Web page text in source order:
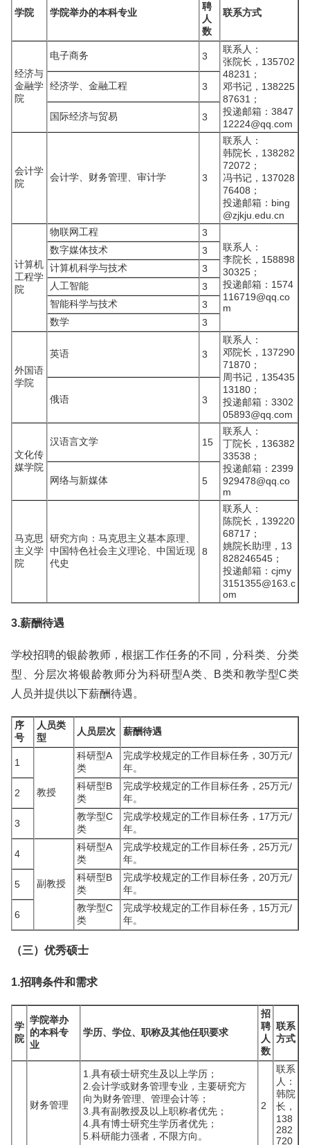
学院 学院举办的本科专业
聘
人
数
联系方式
经济与
金融学
院
电子商务 3
联系人：
张院长，135702
48231；
邓书记，138225
87631；
投递邮箱：3847
12224@qq.com
经济学、金融工程 3
国际经济与贸易 3
会计学
院
会计学、财务管理、审计学 3
联系人：
韩院长，138282
72072；
冯书记，137028
76408；
投递邮箱：bing
@zjkju.edu.cn
计算机
工程学
院
物联网工程
3
联系人：
李院长，158898
30325；
投递邮箱：1574
116719@qq.co
m
数字媒体技术
3
计算机科学与技术
3
人工智能
3
智能科学与技术
3
数学
3
外国语
学院
英语 3
联系人：
邓院长，137290
71870；
周书记，135435
13180；
投递邮箱：3302
05893@qq.com
俄语 3
文化传
媒学院
汉语言文学 15
联系人：
丁院长，136382
33538；
投递邮箱：2399
929478@qq.co
m
网络与新媒体 5
马克思
主义学
院
研究方向：马克思主义基本原理、
中国特色社会主义理论、中国近现
代史
8
联系人：
陈院长，139220
68717；
姚院长助理，13
828246545；
投递邮箱：cjmy
3151355@163.c
om
3.薪酬待遇
学校招聘的银龄教师，根据工作任务的不同，分科类、分类
型、分层次将银龄教师分为科研型A类、B类和教学型C类
人员并提供以下薪酬待遇。
序
号
人员类
型
人员层次 薪酬待遇
1
教授
科研型A
类
完成学校规定的工作目标任务，30万元/
年。
2
科研型B
类
完成学校规定的工作目标任务，25万元/
年。
3
教学型C
类
完成学校规定的工作目标任务，17万元/
年。
4
副教授
科研型A
类
完成学校规定的工作目标任务，25万元/
年。
5
科研型B
类
完成学校规定的工作目标任务，20万元/
年。
6
教学型C
类
完成学校规定的工作目标任务，15万元/
年。
（三）优秀硕士
1.招聘条件和需求
学
院
学院举办
的本科专
业
学历、学位、职称及其他任职要求
招
聘
人
数
联系
方式
财务管理
1.具有硕士研究生及以上学历；
2.会计学或财务管理专业，主要研究方
向为财务管理、管理会计等；
3.具有副教授及以上职称者优先；
4.具有博士研究生学历者优先；
5.科研能力强者，不限方向。
2
联系
人：
韩院
长，
138
282
720